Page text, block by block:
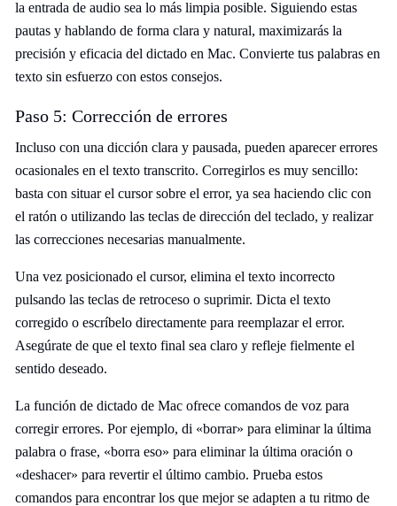
la entrada de audio sea lo más limpia posible. Siguiendo estas
pautas y hablando de forma clara y natural, maximizarás la
precisión y eficacia del dictado en Mac. Convierte tus palabras en
texto sin esfuerzo con estos consejos.
Paso 5: Corrección de errores
Incluso con una dicción clara y pausada, pueden aparecer errores
ocasionales en el texto transcrito. Corregirlos es muy sencillo:
basta con situar el cursor sobre el error, ya sea haciendo clic con
el ratón o utilizando las teclas de dirección del teclado, y realizar
las correcciones necesarias manualmente.
Una vez posicionado el cursor, elimina el texto incorrecto
pulsando las teclas de retroceso o suprimir. Dicta el texto
corregido o escríbelo directamente para reemplazar el error.
Asegúrate de que el texto final sea claro y refleje fielmente el
sentido deseado.
La función de dictado de Mac ofrece comandos de voz para
corregir errores. Por ejemplo, di «borrar» para eliminar la última
palabra o frase, «borra eso» para eliminar la última oración o
«deshacer» para revertir el último cambio. Prueba estos
comandos para encontrar los que mejor se adapten a tu ritmo de